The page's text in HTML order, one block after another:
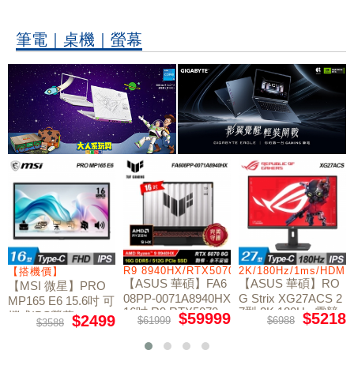
筆電｜桌機｜螢幕
W11
【搭機價】
【MSI 微星】PRO
MP165 E6 15.6吋 可
攜式IPS螢幕
$3588 $2499
R9 8940HX/RTX5070/512GB/16G
【ASUS 華碩】FA6
08PP-0071A8940HX
16吋 R9 RTX5070
電競筆電
$61999 $59999
2K/180Hz/1ms/
【ASUS 華碩】RO
G Strix XG27ACS 2
7型 2K 180Hz 電競
$6988 $5218